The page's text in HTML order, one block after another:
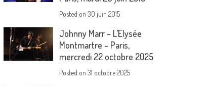
Posted on30 juin 2015
Johnny Marr – L’Elysée
Montmartre – Paris,
mercredi 22 octobre 2025
Posted on31 octobre 2025